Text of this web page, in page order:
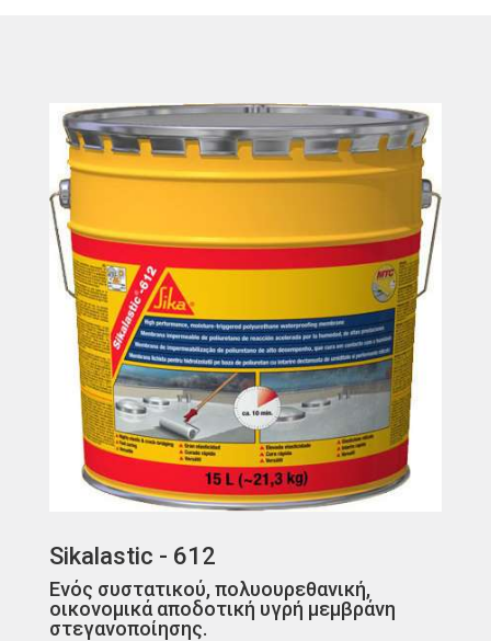
Sikalastic - 612
Ενός συστατικού, πολυουρεθανική,
οικονομικά αποδοτική υγρή μεμβράνη
στεγανοποίησης.